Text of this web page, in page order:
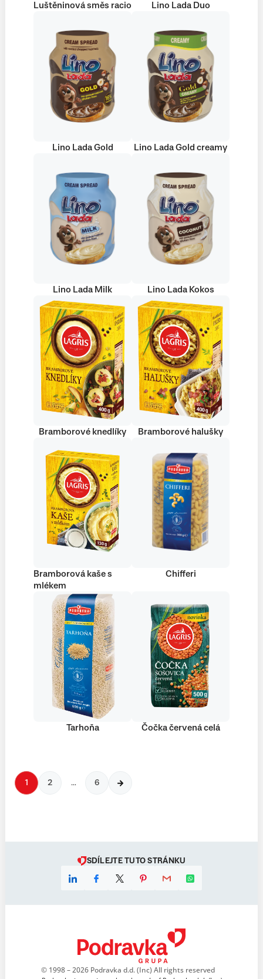
Luštěninová směs racio Lino Lada Duo
Lino Lada Gold Lino Lada Gold creamy
Lino Lada Milk Lino Lada Kokos
Bramborové knedlíky Bramborové halušky
Bramborová kaše s
mlékem
Chifferi
Tarhoňa Čočka červená celá
1 2 … 6
SDÍLEJTE TUTO STRÁNKU
© 1998 – 2026 Podravka d.d. (Inc) All rights reserved